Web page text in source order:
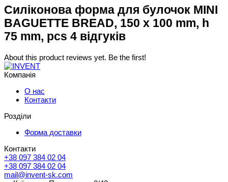
Силіконова форма для булочок MINI
BAGUETTE BREAD, 150 x 100 mm, h
75 mm, pcs 4 відгуків
About this product reviews yet. Be the first!
Компанія
О нас
Контакти
Розділи
Форма доставки
Контакти
+38 097 384 02 04
+38 097 384 02 04
mail@invent-sk.com